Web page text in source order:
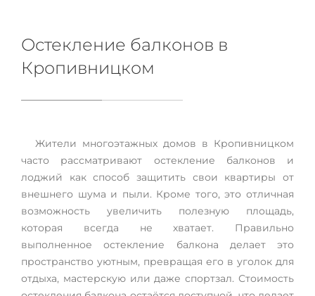
Если вы хотите провести застекление балкона в
вашей квартире, то лучше всего обратиться к нам.
Мы предлагаем несколько видов современного
застекления, которые принесут в ваш дом комфорт,
тепло и уют.
Остекление балконов в
Кропивницком
Жители многоэтажных домов в Кропивницком
часто рассматривают остекление балконов и
лоджий как способ защитить свои квартиры от
внешнего шума и пыли. Кроме того, это отличная
возможность увеличить полезную площадь,
которая всегда не хватает. Правильно
выполненное остекление балкона делает это
пространство уютным, превращая его в уголок для
отдыха, мастерскую или даже спортзал. Стоимость